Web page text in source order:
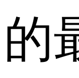
的